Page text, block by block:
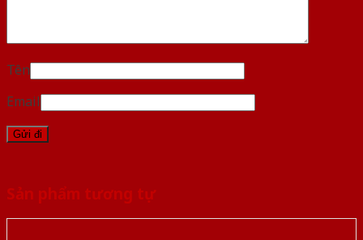
Tên
Email
Sản phẩm tương tự